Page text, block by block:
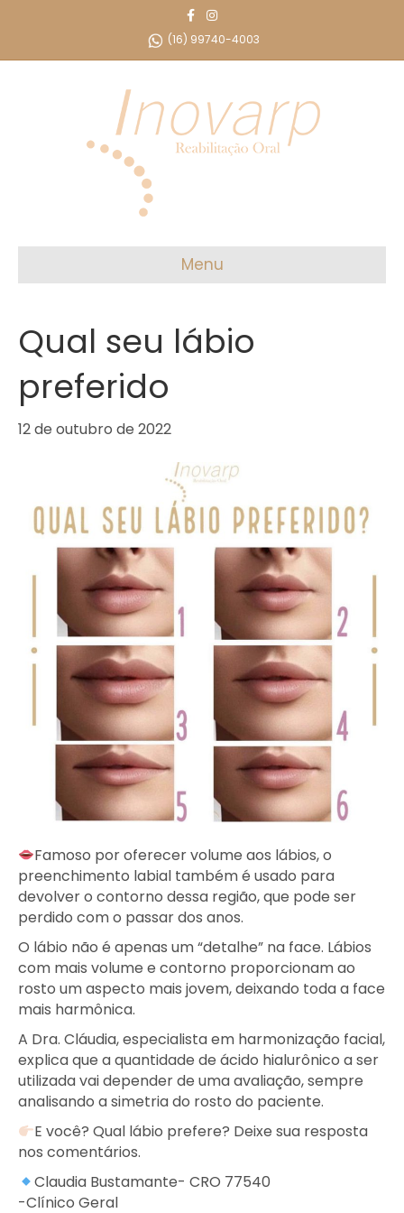
c
e
b
n
s
t
a
m
(16) 99740-4003
Menu
Qual seu lábio
preferido
12 de outubro de 2022
Famoso por oferecer volume aos lábios, o
preenchimento labial também é usado para
devolver o contorno dessa região, que pode ser
perdido com o passar dos anos.
O lábio não é apenas um “detalhe” na face. Lábios
com mais volume e contorno proporcionam ao
rosto um aspecto mais jovem, deixando toda a face
mais harmônica.
A Dra. Cláudia, especialista em harmonização facial,
explica que a quantidade de ácido hialurônico a ser
utilizada vai depender de uma avaliação, sempre
analisando a simetria do rosto do paciente.
E você? Qual lábio prefere? Deixe sua resposta
nos comentários.
Claudia Bustamante- CRO 77540
-Clínico Geral